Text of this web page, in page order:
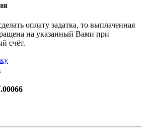
оплату задатка, то выплаченная
на указанный Вами при
счёт.